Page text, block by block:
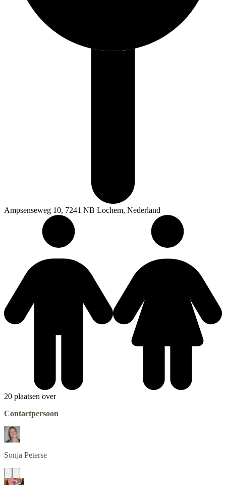
Ampsenseweg 10, 7241 NB Lochem, Nederland
20 plaatsen over
Contactpersoon
Sonja Peterse